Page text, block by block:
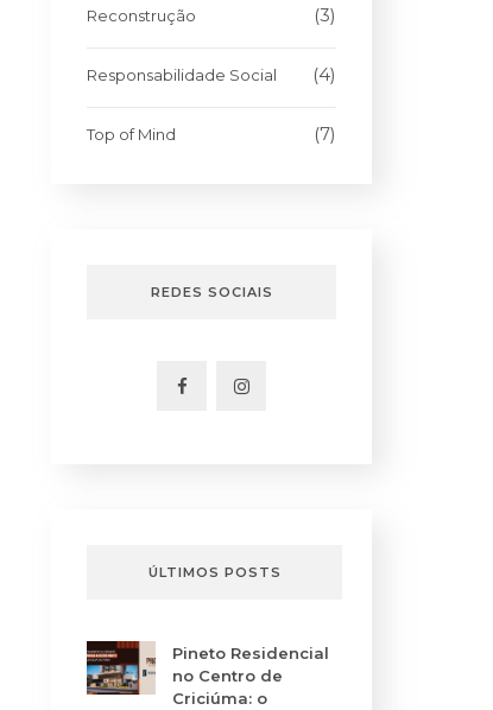
Reconstrução (3)
Responsabilidade Social (4)
Top of Mind (7)
REDES SOCIAIS
ÚLTIMOS POSTS
Pineto Residencial
no Centro de
Criciúma: o